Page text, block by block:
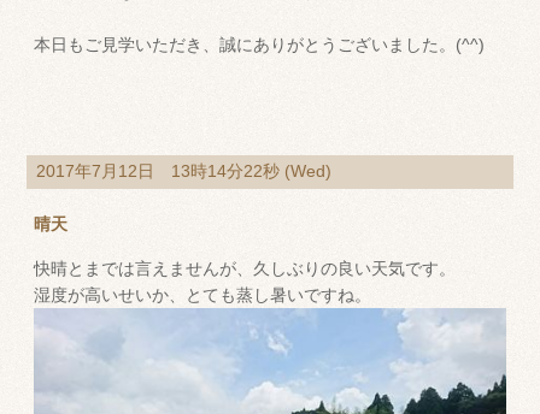
本日もご見学いただき、誠にありがとうございました。(^^)
2017年7月12日 13時14分22秒 (Wed)
晴天
快晴とまでは言えませんが、久しぶりの良い天気です。
湿度が高いせいか、とても蒸し暑いですね。